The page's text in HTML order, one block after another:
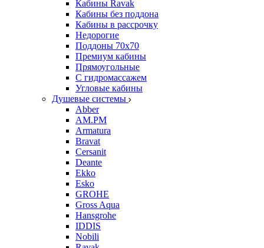
Кабины Ravak
Кабины без поддона
Кабины в рассрочку
Недорогие
Поддоны 70x70
Премиум кабины
Прямоугольные
С гидромассажем
Угловые кабины
Душевые системы
Abber
AM.PM
Armatura
Bravat
Cersanit
Deante
Ekko
Esko
GROHE
Gross Aqua
Hansgrohe
IDDIS
Nobili